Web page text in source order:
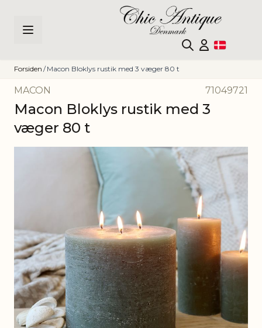
Forsiden / Macon Bloklys rustik med 3 væger 80 t
MACON 71049721
Macon Bloklys rustik med 3
væger 80 t
Click to view image in fullscreen